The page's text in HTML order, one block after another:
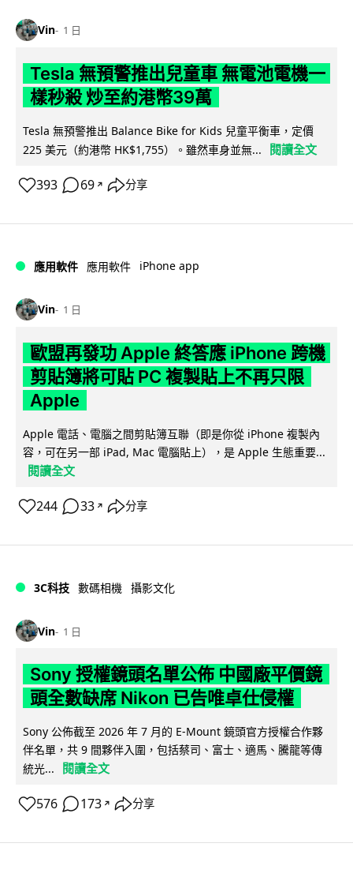
Vin 1 日
Tesla 無預警推出兒童車 無電池電機一
樣秒殺 炒至約港幣39萬
Tesla 無預警推出 Balance Bike for Kids 兒童平衡車，定價
225 美元（約港幣 HK$1,755）。雖然車身並無...
閱讀全文
393 69 ↗ 分享
應用軟件 應用軟件 iPhone app
Vin 1 日
歐盟再發功 Apple 終答應 iPhone 跨機
剪貼簿將可貼 PC 複製貼上不再只限
Apple
Apple 電話、電腦之間剪貼簿互聯（即是你從 iPhone 複製內
容，可在另一部 iPad, Mac 電腦貼上），是 Apple 生態重要...
閱讀全文
244 33 ↗ 分享
3C科技 數碼相機 攝影文化
Vin 1 日
Sony 授權鏡頭名單公佈 中國廠平價鏡
頭全數缺席 Nikon 已告唯卓仕侵權
Sony 公佈截至 2026 年 7 月的 E-Mount 鏡頭官方授權合作夥
伴名單，共 9 間夥伴入圍，包括蔡司、富士、適馬、騰龍等傳
統光...
閱讀全文
576 173 ↗ 分享